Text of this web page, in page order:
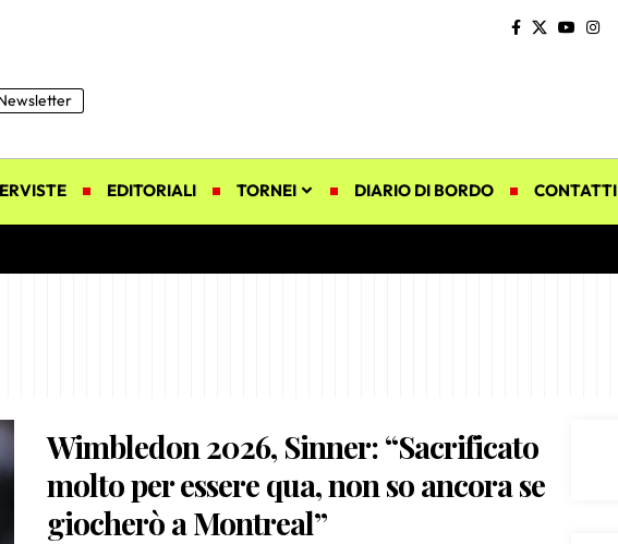
EDITORIALI TORNEI DIARIO DI BORDO CONTATTI
Wimbledon 2026, Sinner: “Sacrificato
molto per essere qua, non so ancora se
giocherò a Montreal”